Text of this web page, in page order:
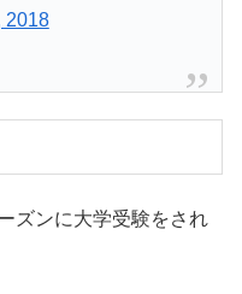
2018
ズンに大学受験をされ